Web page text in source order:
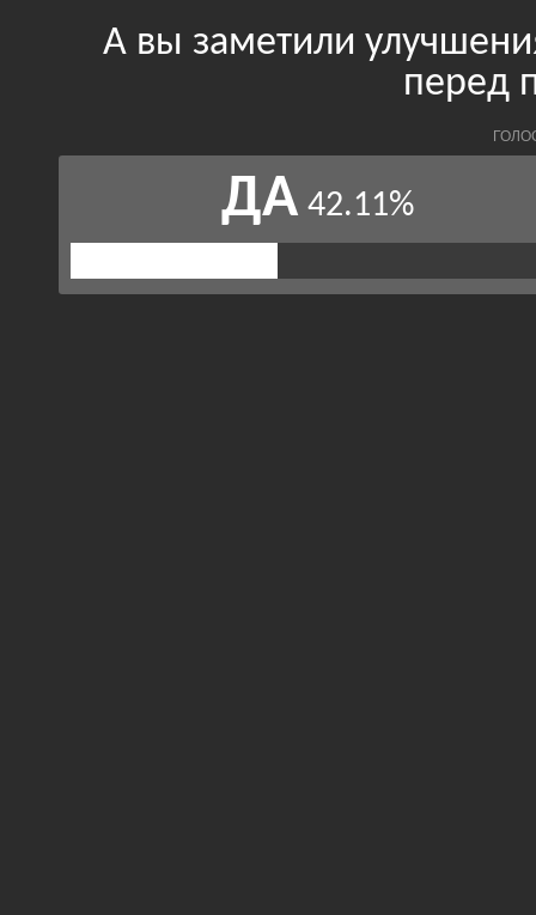
А вы заметили
перед
ДА 42.11%